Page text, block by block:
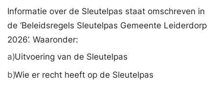
Informatie over de Sleutelpas staat omschreven in
de ‘Beleidsregels Sleutelpas Gemeente Leiderdorp
2026’. Waaronder:
a)Uitvoering van de Sleutelpas
b)Wie er recht heeft op de Sleutelpas